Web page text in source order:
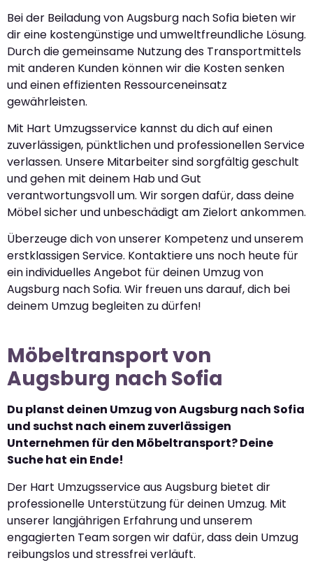
Bei der Beiladung von Augsburg nach Sofia bieten wir
dir eine kostengünstige und umweltfreundliche Lösung.
Durch die gemeinsame Nutzung des Transportmittels
mit anderen Kunden können wir die Kosten senken
und einen effizienten Ressourceneinsatz
gewährleisten.
Mit Hart Umzugsservice kannst du dich auf einen
zuverlässigen, pünktlichen und professionellen Service
verlassen. Unsere Mitarbeiter sind sorgfältig geschult
und gehen mit deinem Hab und Gut
verantwortungsvoll um. Wir sorgen dafür, dass deine
Möbel sicher und unbeschädigt am Zielort ankommen.
Überzeuge dich von unserer Kompetenz und unserem
erstklassigen Service. Kontaktiere uns noch heute für
ein individuelles Angebot für deinen Umzug von
Augsburg nach Sofia. Wir freuen uns darauf, dich bei
deinem Umzug begleiten zu dürfen!
Möbeltransport von
Augsburg nach Sofia
Du planst deinen Umzug von Augsburg nach Sofia
und suchst nach einem zuverlässigen
Unternehmen für den Möbeltransport? Deine
Suche hat ein Ende!
Der Hart Umzugsservice aus Augsburg bietet dir
professionelle Unterstützung für deinen Umzug. Mit
unserer langjährigen Erfahrung und unserem
engagierten Team sorgen wir dafür, dass dein Umzug
reibungslos und stressfrei verläuft.